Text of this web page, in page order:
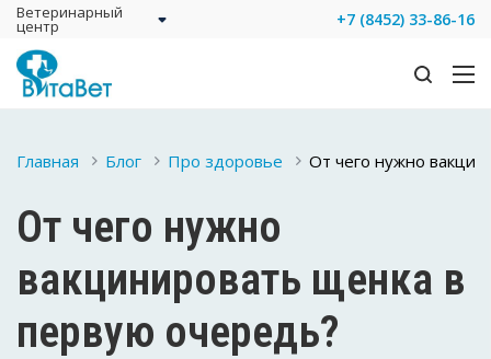
Ветеринарный
центр +7 (8452) 33-86-16
Главная Блог Про здоровье От чего нужно
От чего нужно
вакцинировать щенка в
первую очередь?